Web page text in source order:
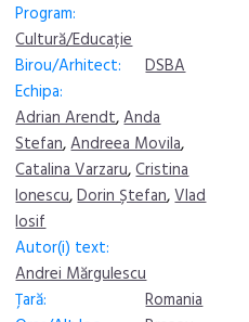
Program:
Cultură/Educație
Birou/Arhitect:
DSBA
Echipa:
Adrian Arendt,Anda
Stefan,Andreea Movila,
Catalina Varzaru,Cristina
Ionescu,Dorin Ștefan,Vlad
Iosif
Autor(i) text:
Andrei Mărgulescu
Țară:
Romania